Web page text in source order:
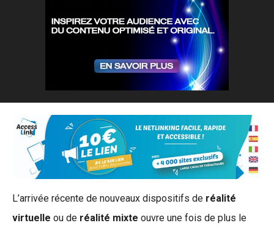
L’arrivée récente de nouveaux dispositifs de réalité
virtuelle ou de réalité mixte ouvre une fois de plus le